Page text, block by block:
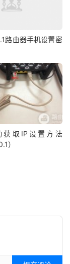
路由器手机设置密
获取IP设置方法
）